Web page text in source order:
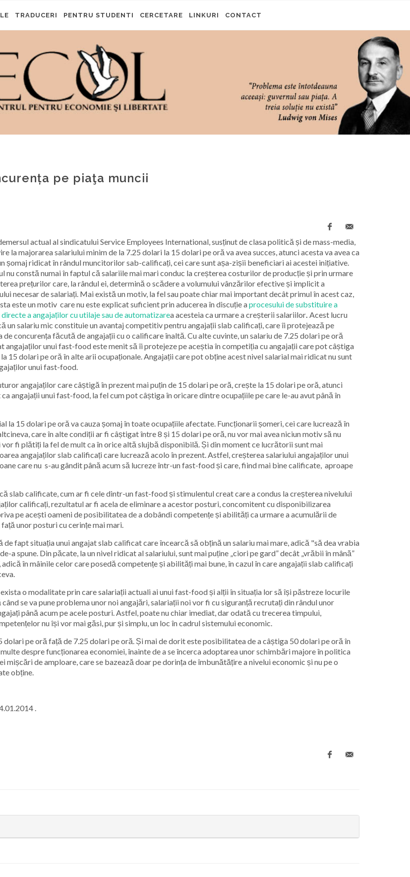
TRADUCERI PENTRU STUDENTI CERCETARE LINKURI CONTACT
pe piaţa muncii
actual al sindicatului Service Employees International, susținut de clasa politică și de mass-media,
la majorarea salariului minim de la 7.25 dolari la 15 dolari pe oră va avea succes, atunci acesta va avea ca
șomaj ridicat în rândul muncitorilor sab-calificați, cei care sunt așa-zișii beneficiari ai acestei inițiative.
nu constă numai în faptul că salariile mai mari conduc la creșterea costurilor de producție și prin urmare
prețurilor care, la rândul ei, determină o scădere a volumuluivânzărilor efective și implicit a
necesar de salariați. Mai există un motiv, la fel sau poate chiar mai important decât primul în acest caz,
este un motiv care nu este explicat suficient prin aducerea în discuție aprocesului de substituire a
a angajaților cu utilaje sau de automatizarea acesteia ca urmare a creșterii salariilor. Acest lucru
un salariu mic constituie un avantaj competitiv pentru angajații slab calificați, care îi protejează pe
de concurența făcută de angajații cu o calificare înaltă. Cu alte cuvinte, un salariu de 7.25 dolari pe oră
angajaților unui fast-food este menit să îi protejeze pe aceștia în competiția cu angajații care pot câștiga
la 15 dolari pe oră în alte arii ocupaționale. Angajații care pot obține acest nivel salarial mai ridicat nu sunt
unui fast-food.
angajaților care câștigă în prezent mai puțin de 15 dolari pe oră, crește la 15 dolari pe oră, atunci
angajații unui fast-food, la fel cum pot câștiga în oricare dintre ocupațiile pe care le-au avut până în
la 15 dolari pe oră va cauza șomaj în toate ocupațiile afectate. Funcționarii șomeri, cei care lucrează în
care în alte condiții ar fi câștigat între 8 și 15 dolari pe oră, nu vor mai avea niciun motiv să nu
fi plătiți la fel de mult ca în orice altă slujbă disponibilă. Și din moment ce lucrătorii sunt mai
angajaților slab calificați care lucrează acolo în prezent. Astfel, creșterea salariului angajaților unui
care nu s-au gândit până acum să lucreze într-un fast-food și care, fiind mai bine calificate, aproape
slab calificate, cum ar fi cele dintr-un fast-food și stimulentul creat care a condus la creșterea nivelului
calificați, rezultatul ar fi acela de eliminare a acestor posturi, concomitent cu disponibilizarea
pe acești oameni de posibilitatea de a dobândi competențe și abilități ca urmare a acumulării de
unor posturi cu cerințe mai mari.
fapt situația unui angajat slab calificat care încearcă să obțină un salariu mai mare, adică "să dea vrabia
a spune. Din păcate, la un nivel ridicat al salariului, sunt mai puține „ciori pe gard” decât „vrăbii în mână”
în mâinile celor care posedă competențe și abilități mai bune, în cazul în care angajații slab calificați
o modalitate prin care salariații actuali ai unui fast-food și alții în situația lor să își păstreze locurile
se va pune problema unor noi angajări, salariații noi vor fi cu siguranță recrutați din rândul unor
până acum pe acele posturi. Astfel, poate nu chiar imediat, dar odată cu trecerea timpului,
nu își vor mai găsi, pur și simplu, un loc în cadrul sistemului economic.
pe oră față de 7.25 dolari pe oră. Și mai de dorit este posibilitatea de a câștiga 50 dolari pe oră în
despre funcționarea economiei, înainte de a se încerca adoptarea unor schimbări majore în politica
de amploare, care se bazează doar pe dorința de îmbunătățire a nivelui economic și nu pe o
obține.
.